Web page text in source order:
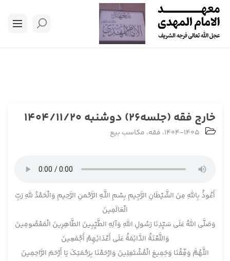
خارج فقه (جلسه26) دوشنبه 1404/11/20
1404-1405، فقه، مکاسب بیع
أَعُوذُ بِاللَّهِ مِنَ الشَّيْطَانِ الرَّجِيمِ بِسْمِ اللَّـهِ الرَّحْمنِ الرَّحِيمِ وَالْحَمْدُ لِلَّهِ رَبِّ
الْعَالَمِينَ
وَصَلَّى اللَّهُ عَلَى سَيِّدِنَا رَسُولِ اللَّهِ وَآلِهِ الطَّيِّبِينَ الطَّاهِرِينَ الْمَعْصُومِينَ
وَاللَّعْنَةُ الدَّائِمَةُ عَلَى أَعْدَائِهِمْ أَجْمَعِينَ
اللَّهُمَّ وَفِّقْنَا وَجَمِيعَ الْمُشْتَغِلِينَ وَارْحَمْنَا بِرَحْمَتِكَ يَا أَرْحَمَ الرَّاحِمِينَ